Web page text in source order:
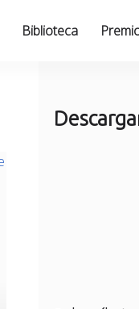
Biblioteca